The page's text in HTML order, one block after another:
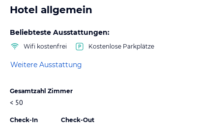
Hotel allgemein
Beliebteste Ausstattungen:
Wifi kostenfrei Kostenlose Parkplätze
Weitere Ausstattung
Gesamtzahl Zimmer
< 50
Check-In Check-Out